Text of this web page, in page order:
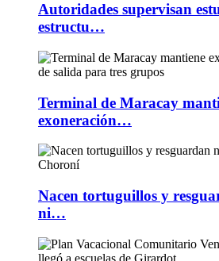
Autoridades supervisan
estructu…
Terminal de Maracay
exoneración…
Nacen tortuguillos y
ni…